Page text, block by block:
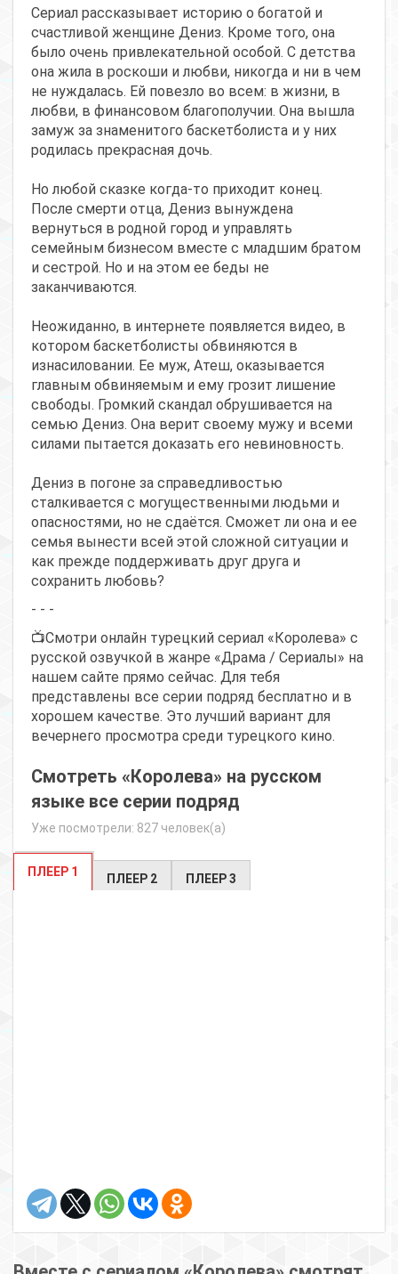
Сериал рассказывает историю о богатой и
счастливой женщине Дениз. Кроме того, она
было очень привлекательной особой. С детства
она жила в роскоши и любви, никогда и ни в чем
не нуждалась. Ей повезло во всем: в жизни, в
любви, в финансовом благополучии. Она вышла
замуж за знаменитого баскетболиста и у них
родилась прекрасная дочь.
Но любой сказке когда-то приходит конец.
После смерти отца, Дениз вынуждена
вернуться в родной город и управлять
семейным бизнесом вместе с младшим братом
и сестрой. Но и на этом ее беды не
заканчиваются.
Неожиданно, в интернете появляется видео, в
котором баскетболисты обвиняются в
изнасиловании. Ее муж, Атеш, оказывается
главным обвиняемым и ему грозит лишение
свободы. Громкий скандал обрушивается на
семью Дениз. Она верит своему мужу и всеми
силами пытается доказать его невиновность.
Дениз в погоне за справедливостью
сталкивается с могущественными людьми и
опасностями, но не сдаётся. Сможет ли она и ее
семья вынести всей этой сложной ситуации и
как прежде поддерживать друг друга и
сохранить любовь?
- - -
📺Смотри онлайн турецкий сериал «Королева» с
русской озвучкой в жанре «Драма / Сериалы» на
нашем сайте прямо сейчас. Для тебя
представлены все серии подряд бесплатно и в
хорошем качестве. Это лучший вариант для
вечернего просмотра среди турецкого кино.
Смотреть «Королева» на русском
языке все серии подряд
Уже посмотрели: 827 человек(а)
ПЛЕЕР 1 ПЛЕЕР 2 ПЛЕЕР 3